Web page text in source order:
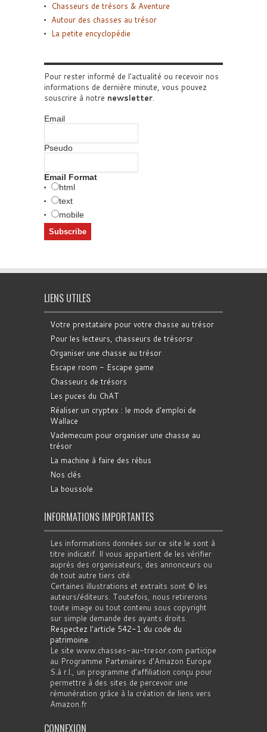
Chasseurs de trésors & Aventure
Autour des chasses au trésor
La petite encyclopédie
Pour rester informé de l'actualité ou recevoir nos
informations de dernière minute, vous pouvez
souscrire à notre newsletter.
Email
Pseudo
Email Format
html
text
mobile
LIENS UTILES
Votre prestataire pour votre chasse au trésor
Pour les lecteurs, chasseurs de trésorsr
Organiser une chasse au trésor
Escape room - Escape game
Chasseurs de trésors
Les puces du ChAT
Réaliser un cryptex : le mode d'emploi de
Wallace
Vademecum pour organiser une chasse au
trésor
La machine à faire des rébus
Nos clés
La boussole
INFORMATIONS IMPORTANTES
Les informations données sur ce site le sont à
titre indicatif. Il vous appartient de les vérifier
auprès des organisateurs, des annonceurs ou
de tout autre tiers cité.
Certaines illustrations et extraits sont © les
auteurs/éditeurs. Toutefois, nous retirerons
toute image ou tout contenu sous copyright
sur simple demande des ayants droits.
Respectez l'article 542-1 du code du
patrimoine.
Le site www.chasses-au-tresor.com participe
au Programme Partenaires d’Amazon Europe
S.à r.l., un programme d’affiliation conçu pour
permettre à des sites de percevoir une
rémunération grâce à la création de liens vers
Amazon.fr
CONNEXION